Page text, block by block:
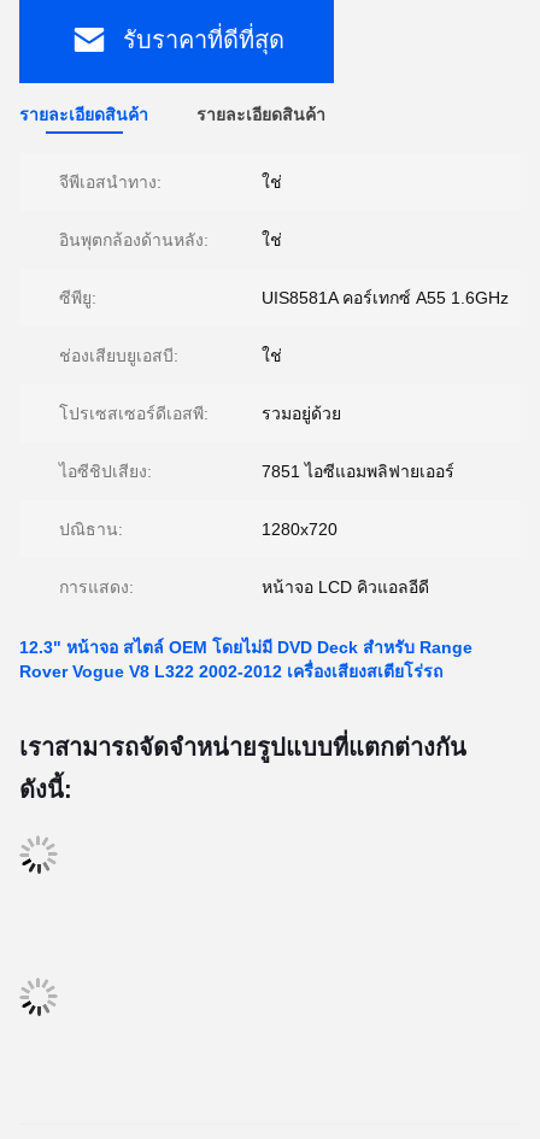
รับราคาที่ดีที่สุด
รายละเอียดสินค้า รายละเอียดสินค้า
จีพีเอสนำทาง: ใช่
อินพุตกล้องด้านหลัง: ใช่
ซีพียู: UIS8581A คอร์เทกซ์ A55 1.6GHz
ช่องเสียบยูเอสบี: ใช่
โปรเซสเซอร์ดีเอสพี: รวมอยู่ด้วย
ไอซีชิปเสียง: 7851 ไอซีแอมพลิฟายเออร์
ปณิธาน: 1280x720
การแสดง: หน้าจอ LCD คิวแอลอีดี
12.3" หน้าจอ สไตล์ OEM โดยไม่มี DVD Deck สําหรับ Range
Rover Vogue V8 L322 2002-2012 เครื่องเสียงสเตียโร่รถ
เราสามารถจัดจําหน่ายรูปแบบที่แตกต่างกัน
ดังนี้: